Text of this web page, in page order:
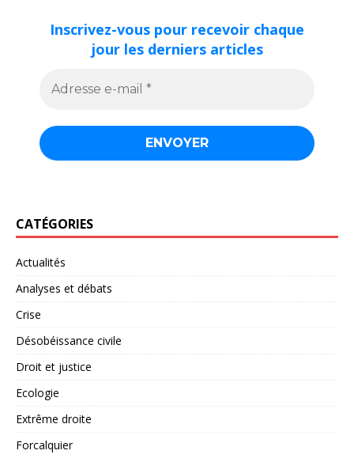
Inscrivez-vous pour recevoir chaque
jour les derniers articles
CATÉGORIES
Actualités
Analyses et débats
Crise
Désobéissance civile
Droit et justice
Ecologie
Extrême droite
Forcalquier